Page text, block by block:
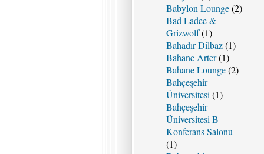
Babylon Lounge(2)
Bad Ladee &
Grizwolf(1)
Bahadır Dilbaz(1)
Bahane Arter(1)
Bahane Lounge(2)
Bahçeşehir
Üniversitesi (1)
Bahçeşehir
Üniversitesi B
Konferans Salonu
(1)